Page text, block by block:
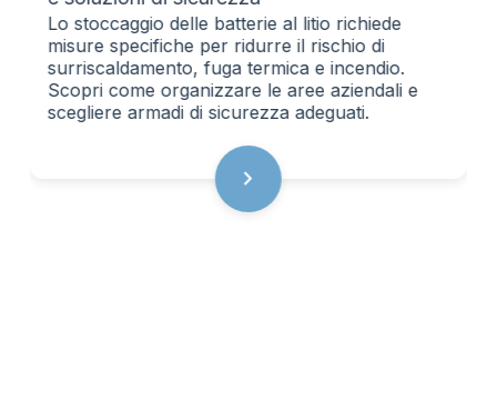
Lo stoccaggio delle batterie al litio richiede
misure specifiche per ridurre il rischio di
surriscaldamento, fuga termica e incendio.
Scopri come organizzare le aree aziendali e
scegliere armadi di sicurezza adeguati.
chevron_right